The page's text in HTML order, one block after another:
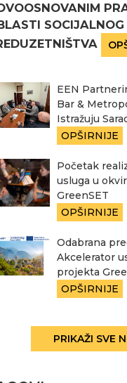
SOCIJALNOG
EEN
Bar &
Istražuju
OPŠIRNIJE
Početak
usluga u
GreenSET
OPŠIRNIJE
Odabrana
Akcelerator
projekta
OPŠIRNIJE
PRIKAŽI SVE